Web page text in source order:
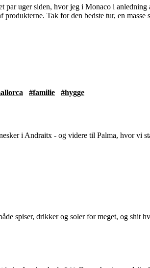
par uger siden, hvor jeg i Monaco i anledning
Tak for den bedste tur, en
#familie #hygge
i Andraitx - og videre til Palma, hvor
spiser, drikker og soler for meget, og shit